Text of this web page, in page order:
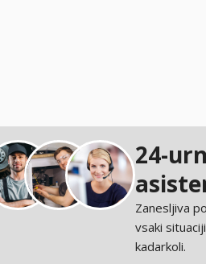
24-
Zanesljiva
vsaki
kadarkoli.